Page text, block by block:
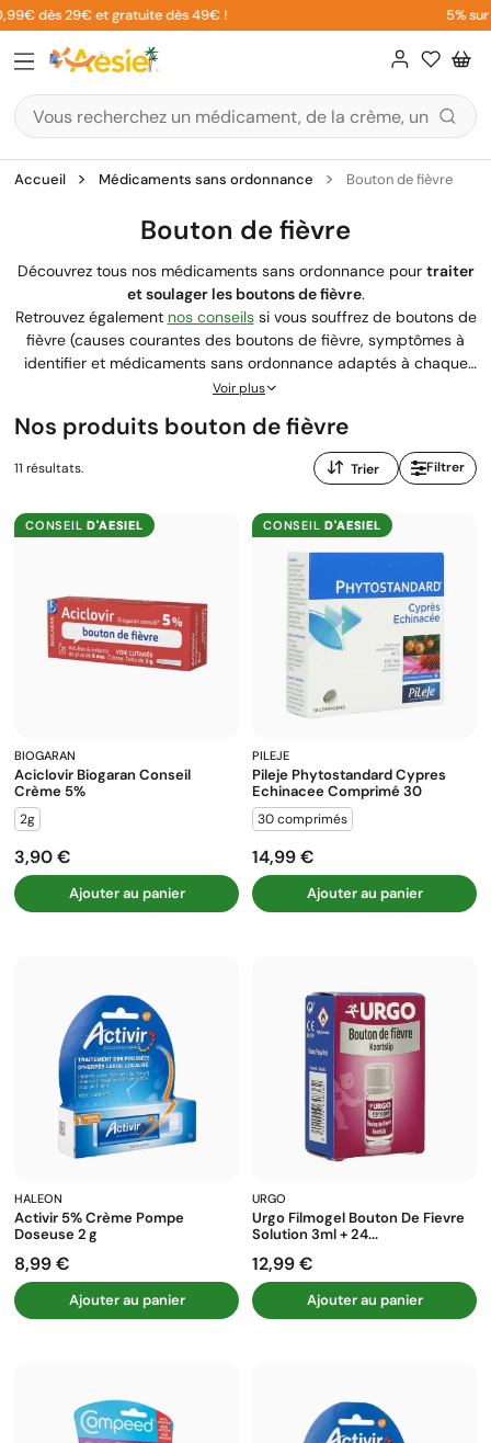
Aller
au
contenu
29€ et gratuite dès 49€ ! 5% sur
Accueil Médicaments sans ordonnance Bouton de fièvre
Bouton de fièvre
Découvrez tous nos médicaments sans ordonnance pour traiter
et soulager les boutons de fièvre.
Retrouvez également nos conseilssi vous souffrez de boutons de
fièvre (causes courantes des boutons de fièvre, symptômes à
identifier et médicaments sans ordonnance adaptés à chaque
situation).
Voir plus
Nos produits bouton de fièvre
11 résultats.
Trier
par
:
Filtrer
CONSEILD'AESIEL
BIOGARAN
Aciclovir Biogaran Conseil
Crème 5%
2g
Prix
3,90 €
Ajouter au panier
CONSEILD'AESIEL
PILEJE
Pileje Phytostandard Cypres
Echinacee Comprimé 30
30 comprimés
Prix
14,99 €
Ajouter au panier
HALEON
Activir 5% Crème Pompe
Doseuse 2 G
Prix
8,99 €
Ajouter au panier
URGO
Urgo Filmogel Bouton De Fievre
Solution 3ml + 24...
Prix
12,99 €
Ajouter au panier